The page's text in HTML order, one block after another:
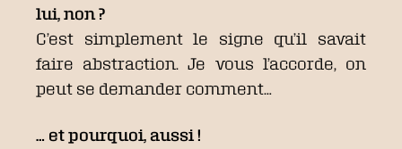
lui, non ?
C’est simplement le signe qu’il savait
faire abstraction. Je vous l’accorde, on
peut se demander comment…
… et pourquoi, aussi !